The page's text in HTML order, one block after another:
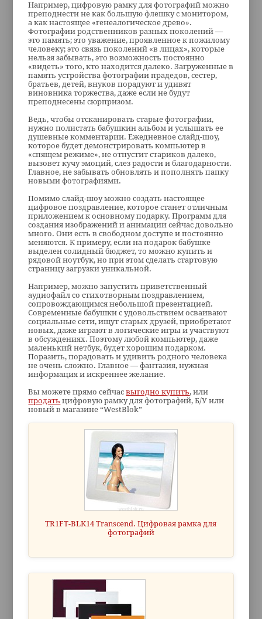
Например, цифровую рамку для фотографий можно
преподнести не как большую флешку с монитором,
а как настоящее «генеалогическое древо».
Фотографии родственников разных поколений —
это память; это уважение, проявленное к пожилому
человеку; это связь поколений «в лицах», которые
нельзя забывать, это возможность постоянно
«видеть» того, кто находится далеко. Загруженные в
память устройства фотографии прадедов, сестер,
братьев, детей, внуков порадуют и удивят
виновника торжества, даже если не будут
преподнесены сюрпризом.
Ведь, чтобы отсканировать старые фотографии,
нужно полистать бабушкин альбом и услышать ее
душевные комментарии. Ежедневное слайд-шоу,
которое будет демонстрировать компьютер в
«спящем режиме», не отпустит стариков далеко,
вызовет кучу эмоций, слез радости и благодарности.
Главное, не забывать обновлять и пополнять папку
новыми фотографиями.
Помимо слайд-шоу можно создать настоящее
цифровое поздравление, которое станет отличным
приложением к основному подарку. Программ для
создания изображений и анимации сейчас довольно
много. Они есть в свободном доступе и постоянно
меняются. К примеру, если на подарок бабушке
выделен солидный бюджет, то можно купить и
рядовой ноутбук, но при этом сделать стартовую
страницу загрузки уникальной.
Например, можно запустить приветственный
аудиофайл со стихотворным поздравлением,
сопровождающимся небольшой презентацией.
Современные бабушки с удовольствием осваивают
социальные сети, ищут старых друзей, приобретают
новых, даже играют в логические игры и участвуют
в обсуждениях. Поэтому любой компьютер, даже
маленький нетбук, будет хорошим подарком.
Поразить, порадовать и удивить родного человека
не очень сложно. Главное — фантазия, нужная
информация и искреннее желание.
Вы можете прямо сейчасвыгодно купить, или
продать цифровую рамку для фотографий, Б/У или
новый в магазине “WestBlok”
TR1FT-BLK14 Transcend. Цифровая рамка для
фотографий